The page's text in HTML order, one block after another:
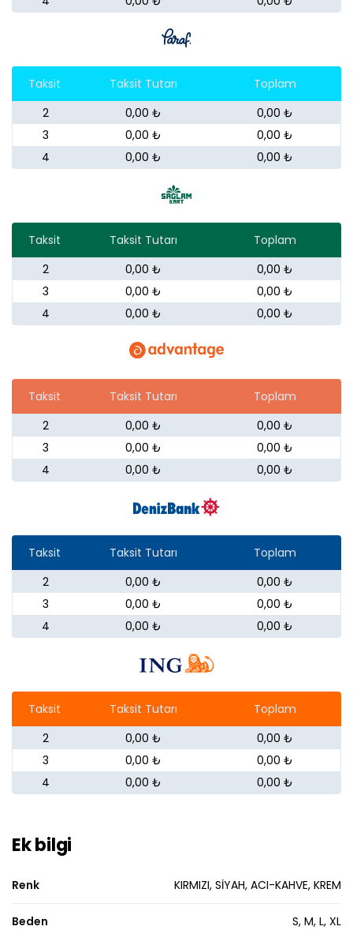
Taksit Taksit Tutarı
Toplam
2
0,00 ₺
0,00 ₺
3
0,00 ₺
0,00 ₺
4
0,00 ₺ 0,00 ₺
Taksit Taksit Tutarı
Toplam
2
0,00 ₺
0,00 ₺
3
0,00 ₺
0,00 ₺
4
0,00 ₺ 0,00 ₺
Taksit Taksit Tutarı
Toplam
2
0,00 ₺
0,00 ₺
3
0,00 ₺
0,00 ₺
4
0,00 ₺ 0,00 ₺
Taksit Taksit Tutarı
Toplam
2
0,00 ₺
0,00 ₺
3
0,00 ₺
0,00 ₺
4
0,00 ₺ 0,00 ₺
Taksit Taksit Tutarı
Toplam
2
0,00 ₺
0,00 ₺
3
0,00 ₺
0,00 ₺
4
0,00 ₺ 0,00 ₺
Ek bilgi
Renk KIRMIZI, SİYAH, ACI-KAHVE, KREM
Beden S, M, L, XL